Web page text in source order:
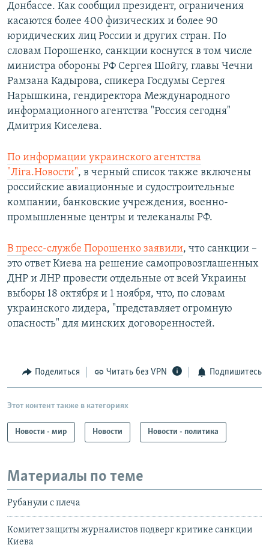
Донбассе. Как сообщил президент, ограничения
касаются более 400 физических и более 90
юридических лиц России и других стран. По
словам Порошенко, санкции коснутся в том числе
министра обороны РФ Сергея Шойгу, главы Чечни
Рамзана Кадырова, спикера Госдумы Сергея
Нарышкина, гендиректора Международного
информационного агентства "Россия сегодня"
Дмитрия Киселева.
По информации украинского агентства
"Лiга.Новости", в черный список также включены
российские авиационные и судостроительные
компании, банковские учреждения, военно-
промышленные центры и телеканалы РФ.
В пресс-службе Порошенко заявили, что санкции –
это ответ Киева на решение самопровозглашенных
ДНР и ЛНР провести отдельные от всей Украины
выборы 18 октября и 1 ноября, что, по словам
украинского лидера, "представляет огромную
опасность" для минских договоренностей.
Поделиться Читать без VPN Подпишитесь
Этот контент также в категориях
Новости - мир Новости Новости - политика
Материалы по теме
Рубанули с плеча
Комитет защиты журналистов подверг критике санкции
Киева